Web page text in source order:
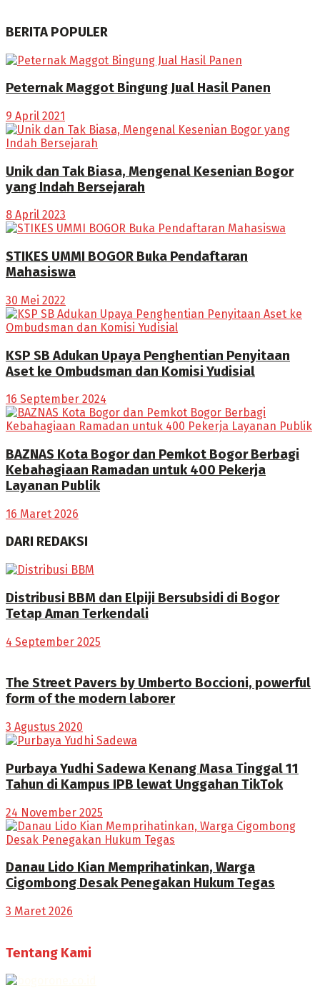
BERITA POPULER
Peternak Maggot Bingung Jual Hasil Panen
9 April 2021
Unik dan Tak Biasa, Mengenal Kesenian Bogor
yang Indah Bersejarah
8 April 2023
STIKES UMMI BOGOR Buka Pendaftaran
Mahasiswa
30 Mei 2022
KSP SB Adukan Upaya Penghentian Penyitaan
Aset ke Ombudsman dan Komisi Yudisial
16 September 2024
BAZNAS Kota Bogor dan Pemkot Bogor Berbagi
Kebahagiaan Ramadan untuk 400 Pekerja
Layanan Publik
16 Maret 2026
DARI REDAKSI
Distribusi BBM dan Elpiji Bersubsidi di Bogor
Tetap Aman Terkendali
4 September 2025
The Street Pavers by Umberto Boccioni, powerful
form of the modern laborer
3 Agustus 2020
Purbaya Yudhi Sadewa Kenang Masa Tinggal 11
Tahun di Kampus IPB lewat Unggahan TikTok
24 November 2025
Danau Lido Kian Memprihatinkan, Warga
Cigombong Desak Penegakan Hukum Tegas
3 Maret 2026
Tentang Kami